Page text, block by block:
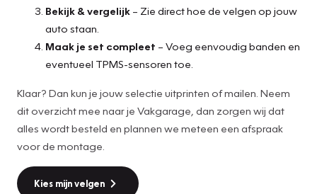
Bekijk & vergelijk – Zie direct hoe de velgen op jouw
auto staan.
Maak je set compleet – Voeg eenvoudig banden en
eventueel TPMS-sensoren toe.
Klaar? Dan kun je jouw selectie uitprinten of mailen. Neem
dit overzicht mee naar je Vakgarage, dan zorgen wij dat
alles wordt besteld en plannen we meteen een afspraak
voor de montage.
Kies mijn velgen